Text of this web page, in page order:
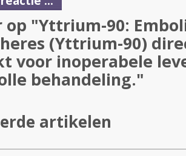
op "Yttrium-90:
(Yttrium-90)
voor inoperabele
behandeling."
artikelen